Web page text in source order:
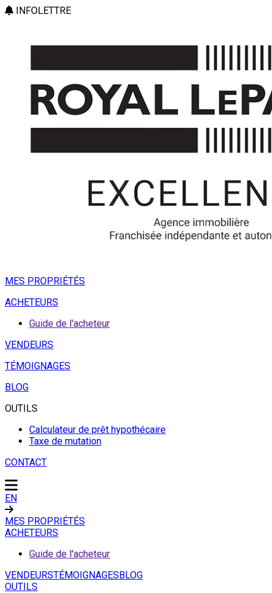
INFOLETTRE
MES PROPRIÉTÉS
ACHETEURS
Guide de l'acheteur
VENDEURS
TÉMOIGNAGES
BLOG
OUTILS
Calculateur de prêt hypothécaire
Taxe de mutation
CONTACT
EN
MES PROPRIÉTÉS
ACHETEURS
Guide de l'acheteur
VENDEURSTÉMOIGNAGESBLOG
OUTILS